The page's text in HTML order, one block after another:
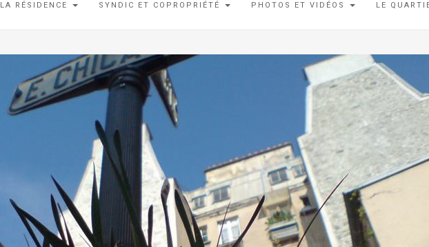
LA RÉSIDENCE SYNDIC ET COPROPRIÉTÉ PHOTOS ET VIDÉOS LE